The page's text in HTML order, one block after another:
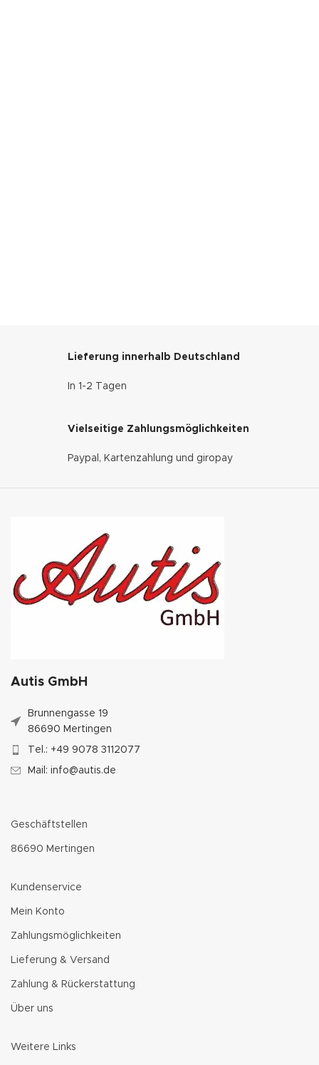
Lieferung innerhalb Deutschland
In 1-2 Tagen
Vielseitige Zahlungsmöglichkeiten
Paypal, Kartenzahlung und giropay
Autis GmbH
Brunnengasse 19
86690 Mertingen
Tel.: +49 9078 3112077
Mail: info@autis.de
Geschäftstellen
86690 Mertingen
Kundenservice
Mein Konto
Zahlungsmöglichkeiten
Lieferung & Versand
Zahlung & Rückerstattung
Über uns
Weitere Links